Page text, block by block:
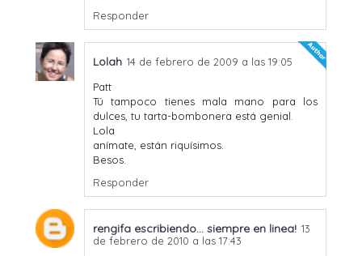
Responder
Lolah 14 de febrero de 2009 a las 19:05
Patt
Tú tampoco tienes mala mano para los
dulces, tu tarta-bombonera está genial.
Lola
anímate, están riquísimos.
Besos.
Responder
rengifa escribiendo... siempre en linea! 13
de febrero de 2010 a las 17:43